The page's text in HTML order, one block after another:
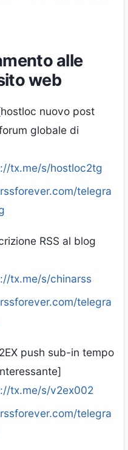
alle
web
nuovo post
globale di
tx.me/s/hostloc2tg
telegra
RSS al blog
tx.me/s/chinarss
telegra
push sub-in tempo
tx.me/s/v2ex002
telegra